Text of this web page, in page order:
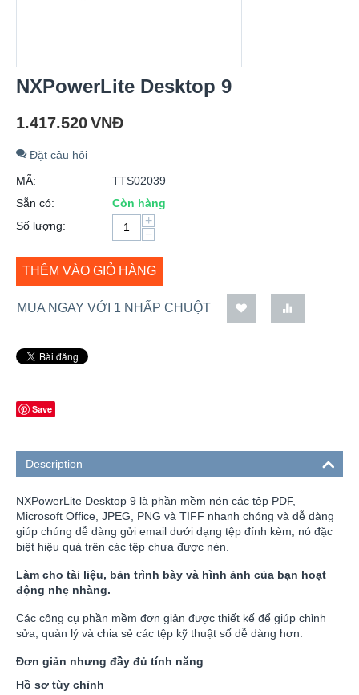
NXPowerLite Desktop 9
1.417.520VNĐ
Đặt câu hỏi
MÃ:
TTS02039
Sẵn có:
Còn hàng
Số lượng:
+
−
THÊM VÀO GIỎ HÀNG
MUA NGAY VỚI 1 NHẤP CHUỘT
Save
Description
NXPowerLite Desktop 9 là phần mềm nén các tệp PDF,
Microsoft Office, JPEG, PNG và TIFF nhanh chóng và dễ dàng
giúp chúng dễ dàng gửi email dưới dạng tệp đính kèm, nó đặc
biệt hiệu quả trên các tệp chưa được nén.
Làm cho tài liệu, bản trình bày và hình ảnh của bạn hoạt
động nhẹ nhàng.
Các công cụ phần mềm đơn giản được thiết kế để giúp chỉnh
sửa, quản lý và chia sẻ các tệp kỹ thuật số dễ dàng hơn.
Đơn giản nhưng đầy đủ tính năng
Hồ sơ tùy chỉnh